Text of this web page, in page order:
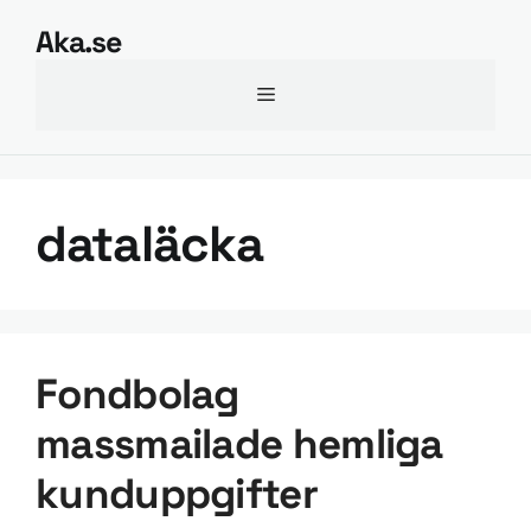
Aka.se
Meny
dataläcka
Fondbolag
massmailade hemliga
kunduppgifter